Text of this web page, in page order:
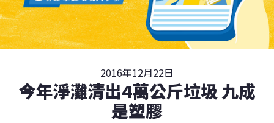
2016年12月22日
今年淨灘清出4萬公斤垃圾 九成
是塑膠